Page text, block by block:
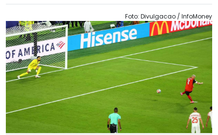
Foto: Divulgacao / InfoMoney